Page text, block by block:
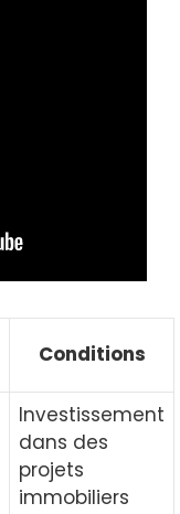
Conditions
Investissement
dans des
projets
immobiliers